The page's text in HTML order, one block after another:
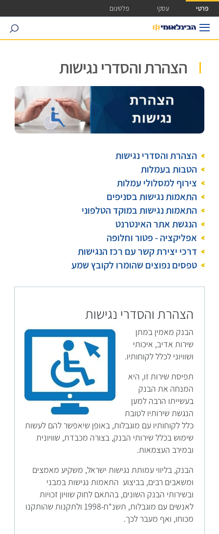
גישה ישירה לכפתור כניסה לחשבונך
פרטי עסקי פלטינום
search
הצהרת והסדרי נגישות
הצהרת והסדרי נגישות
הטבות בעמלות
צירוף למסלולי עמלות
התאמות נגישות בסניפים
התאמות נגישות במוקד הטלפוני
הנגשת אתר האינטרנט
אפליקציה - פטור וחלופה
דרכי יצירת קשר עם רכז הנגישות
טפסים נפוצים שהומרו לקובץ שמע
הצהרת והסדרי נגישות
הבנק מאמין במתן
שירות אדיב, איכותי
ושוויוני לכלל לקוחותיו.
תפיסת שירות זו, היא
המנחה את הבנק
בעשייתו הרבה למען
הנגשת שירותיו לטובת
כלל לקוחותיו עם מוגבלות, באופן שיאפשר להם לעשות
שימוש בכלל שירותי הבנק, בצורה מכבדת, שוויונית
ובמירב העצמאות.
הבנק, בליווי עמותת נגישות ישראל, משקיע מאמצים
ומשאבים רבים, בביצוע התאמות נגישות במבני
ובשירותי הבנק השונים, בהתאם לחוק שוויון זכויות
לאנשים עם מוגבלות, תשנ"ח-1998 ולתקנות שהותקנו
מכוחו, ואף מעבר לכך.